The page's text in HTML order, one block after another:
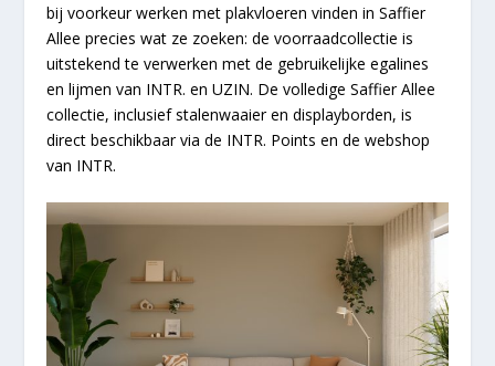
bij voorkeur werken met plakvloeren vinden in Saffier
Allee precies wat ze zoeken: de voorraadcollectie is
uitstekend te verwerken met de gebruikelijke egalines
en lijmen van INTR. en UZIN. De volledige Saffier Allee
collectie, inclusief stalenwaaier en displayborden, is
direct beschikbaar via de INTR. Points en de webshop
van INTR.